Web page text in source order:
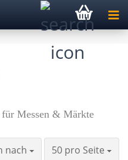
für Messen & Märkte
nach
nach 50 pro Seite
pro Seite